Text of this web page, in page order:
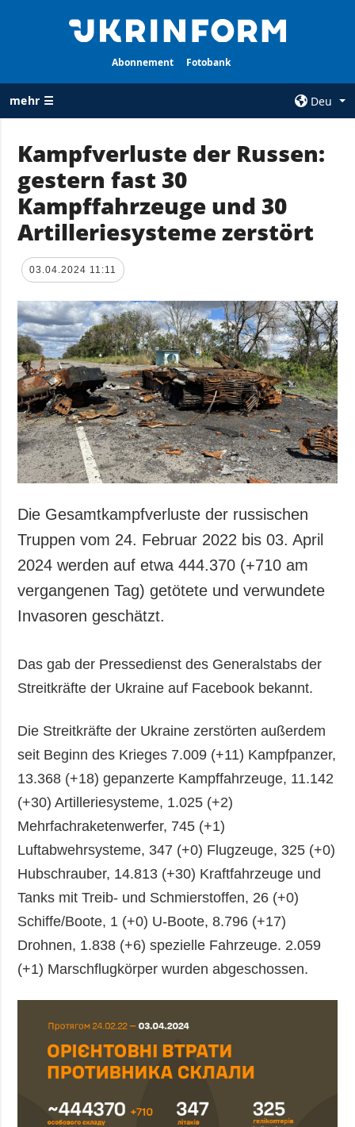
Abonnement Fotobank
mehr ☰
Deu
ALLE
RUBRIKEN
Krieg
Wiederaufbau
der Ukraine
Politik
Wirtschaft
Militär
Gesellschaft und
Kultur
Sport
Kriminalität
Notstand und
Notfälle
Über uns
Kontakte
und zum Schutz
personenbezogener
Daten
ZUSÄTZLICH
Veröffentlichungen
Interview
LEISTUNGEN
Abonnement
Fotobank
Kampfverluste der Russen:
gestern fast 30
Kampffahrzeuge und 30
Artilleriesysteme zerstört
03.04.2024 11:11
Die Gesamtkampfverluste der russischen
Truppen vom 24. Februar 2022 bis 03. April
2024 werden auf etwa 444.370 (+710 am
vergangenen Tag) getötete und verwundete
Invasoren geschätzt.
Das gab der Pressedienst des Generalstabs der
Streitkräfte der Ukraine auf Facebook bekannt.
Die Streitkräfte der Ukraine zerstörten außerdem
seit Beginn des Krieges 7.009 (+11) Kampfpanzer,
13.368 (+18) gepanzerte Kampffahrzeuge, 11.142
(+30) Artilleriesysteme, 1.025 (+2)
Mehrfachraketenwerfer, 745 (+1)
Luftabwehrsysteme, 347 (+0) Flugzeuge, 325 (+0)
Hubschrauber, 14.813 (+30) Kraftfahrzeuge und
Tanks mit Treib- und Schmierstoffen, 26 (+0)
Schiffe/Boote, 1 (+0) U-Boote, 8.796 (+17)
Drohnen, 1.838 (+6) spezielle Fahrzeuge. 2.059
(+1) Marschflugkörper wurden abgeschossen.